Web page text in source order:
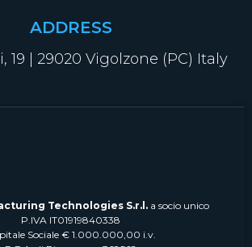
ADDRESS
19 | 29020 Vigolzone (PC) Italy
Technologies S.r.l. a socio unico
P.IVA IT01919840338
Sociale € 1.000.000,00 i.v.